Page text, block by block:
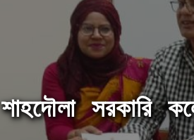
শাহদৌলা সরকারি